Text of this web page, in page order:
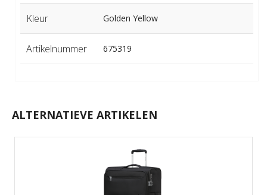
Kleur Golden Yellow
Artikelnummer 675319
ALTERNATIEVE ARTIKELEN